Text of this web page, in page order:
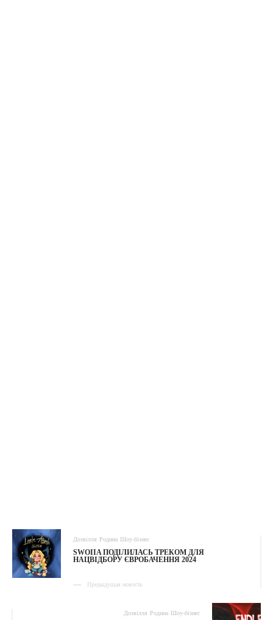
Дозвілля Родина Шоу-бізнес
SWOIIA ПОДІЛИЛАСЬ ТРЕКОМ ДЛЯ
НАЦВІДБОРУ ЄВРОБАЧЕННЯ 2024
Предыдущая новость
Дозвілля Родина Шоу-бізнес